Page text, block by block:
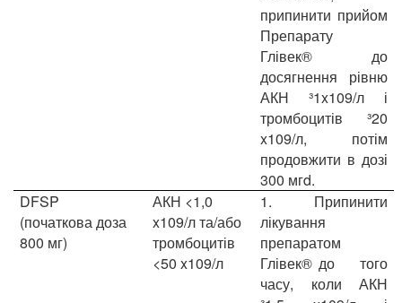
припинити прийом
Препарату
Глівек® до
досягнення рівню
АКН ³1x109/л і
тромбоцитів ³20
x109/л, потім
продовжити в дозі
300 мгd.
DFSP
(початкова доза
800 мг)
АКН <1,0
x109/л та/або
тромбоцитів
<50 x109/л
1. Припинити
лікування
препаратом
Глівек® до того
часу, коли АКН